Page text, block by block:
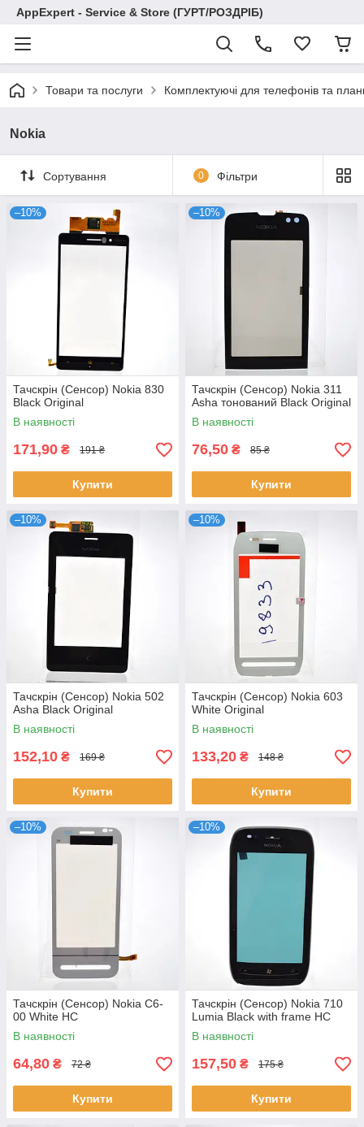
AppExpert - Service & Store (ГУРТ/РОЗДРІБ)
Товари та послуги Комплектуючі для телефонів та
Nokia
Сортування 0 Фільтри
–10%
Тачскрін (Сенсор) Nokia 830
Black Original
В наявності
171,90 ₴ 191 ₴
Купити
–10%
Тачскрін (Сенсор) Nokia 311
Asha тонований Black Original
В наявності
76,50 ₴ 85 ₴
Купити
–10%
Тачскрін (Сенсор) Nokia 502
Asha Black Original
В наявності
152,10 ₴ 169 ₴
Купити
–10%
Тачскрін (Сенсор) Nokia 603
White Original
В наявності
133,20 ₴ 148 ₴
Купити
–10%
Тачскрін (Сенсор) Nokia C6-
00 White HC
В наявності
64,80 ₴ 72 ₴
Купити
–10%
Тачскрін (Сенсор) Nokia 710
Lumia Black with frame HC
В наявності
157,50 ₴ 175 ₴
Купити